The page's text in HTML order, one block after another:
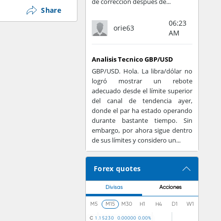
con los ojos
Share
orie63
06:23
AM
Analisis Tecnico GBP/USD
GBP/USD. Hola. La libra/dólar no
logró mostrar un rebote
adecuado desde el límite superior
del canal de tendencia ayer,
donde el par ha estado operando
durante bastante tiempo. Sin
embargo, por ahora sigue dentro
de sus límites y considero un...
Forex quotes
Divisas Acciones
M5 M15 M30 H1 H4 D1 W1
C 1 .1 5230 0.00000 0.00%